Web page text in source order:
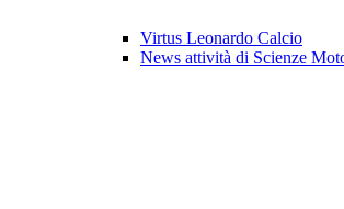
Virtus Leonardo Calcio
News attività di Scienze